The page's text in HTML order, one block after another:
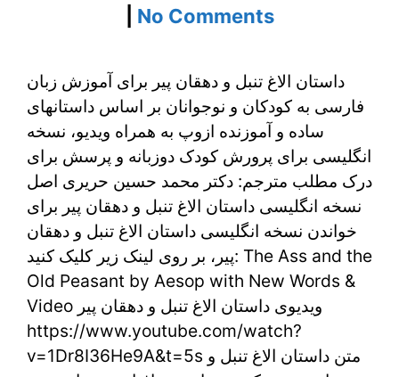
No Commentson
الاغ
تنبل
و
دهقان
پیر
با
ویدیو
و
نسخه
داستان الاغ تنبل و دهقان پیر برای آموزش زبان
فارسی به کودکان و نوجوانان بر اساس داستانهای
ساده و آموزنده ازوپ به همراه ویدیو، نسخه
انگلیسی برای پرورش کودک دوزبانه و پرسش برای
درک مطلب مترجم: دکتر محمد حسین حریری اصل
نسخه انگلیسی داستان الاغ تنبل و دهقان پیر برای
خواندن نسخه انگلیسی داستان الاغ تنبل و دهقان
پیر، بر روی لینک زیر کلیک کنید: The Ass and the
Old Peasant by Aesop with New Words &
Video ویدیوی داستان الاغ تنبل و دهقان پیر
https://www.youtube.com/watch?
v=1Dr8I36He9A&t=5s متن داستان الاغ تنبل و